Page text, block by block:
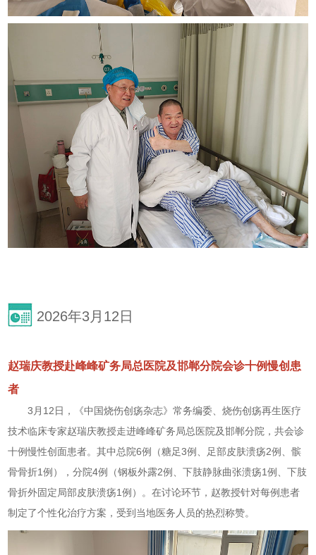
2026年3月12日
赵瑞庆教授赴峰峰矿务局总医院及邯郸分院会诊十例慢创患
者
3月12日，《中国烧伤创疡杂志》常务编委、烧伤创疡再生医疗
技术临床专家赵瑞庆教授走进峰峰矿务局总医院及邯郸分院，共会诊
十例慢性创面患者。其中总院6例（糖足3例、足部皮肤溃疡2例、髌
骨骨折1例），分院4例（钢板外露2例、下肢静脉曲张溃疡1例、下肢
骨折外固定局部皮肤溃疡1例）。在讨论环节，赵教授针对每例患者
制定了个性化治疗方案，受到当地医务人员的热烈称赞。